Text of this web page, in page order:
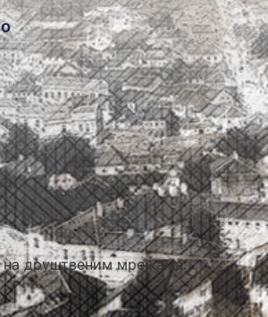
на друштвеним мрежама: